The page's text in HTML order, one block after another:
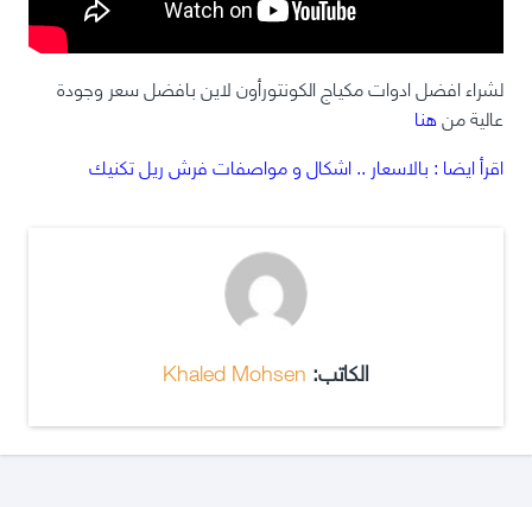
لشراء افضل ادوات مكياج الكونتورأون لاين بافضل سعر وجودة
عالية منهنا
اقرأ ايضا : بالاسعار .. اشكال و مواصفات فرش ريل تكنيك
الكاتب: Khaled Mohsen